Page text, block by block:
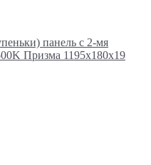
панель с 2-мя
Призма 1195x180x19